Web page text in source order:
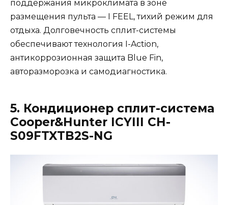
поддержания микроклимата в зоне
размещения пульта — I FEEL, тихий режим для
отдыха. Долговечность сплит-системы
обеспечивают технология I-Action,
антикоррозионная защита Blue Fin,
авторазморозка и самодиагностика.
5. Кондиционер сплит-система
Cooper&Hunter ICYIII CH-
S09FTXTB2S-NG